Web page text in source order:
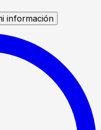
información